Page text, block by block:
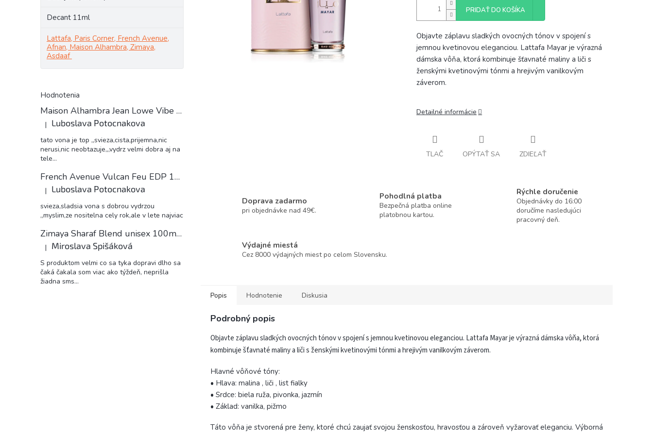
Decant 11ml
Lattafa, Paris Corner, French Avenue,
Afnan, Maison Alhambra, Zimaya,
Asdaaf
Hodnotenia
Maison Alhambra Jean Lowe Vibe unisex 11ml EDP decant
Hodnotenie produktu je 5 z 5 hviezdičiek.
| Luboslava Potocnakova
tato vona je top ,,svieza,cista,prijemna,nic
nerusi,nic neobtazuje,,,vydrz velmi dobra aj na
tele...
French Avenue Vulcan Feu EDP 11ml decant
Hodnotenie produktu je 5 z 5 hviezdičiek.
| Luboslava Potocnakova
svieza,sladsia vona s dobrou vydrzou
,,myslim,ze nositelna cely rok,ale v lete najviac
Zimaya Sharaf Blend unisex 100ml EDP
Hodnotenie produktu je 5 z 5 hviezdičiek.
| Miroslava Spišáková
S produktom velmi co sa tyka dopravi dlho sa
čaká čakala som viac ako týždeň, neprišla
žiadna sms...
PRIDAŤ DO KOŠÍKA
Objavte záplavu sladkých ovocných tónov v spojení s
jemnou kvetinovou eleganciou. Lattafa Mayar je výrazná
dámska vôňa, ktorá kombinuje šťavnaté maliny a liči s
ženskými kvetinovými tónmi a hrejivým vanilkovým
záverom.
Detailné informácie
TLAČ OPÝTAŤ SA ZDIEĽAŤ
Doprava zadarmo
pri objednávke nad 49€.
Pohodlná platba
Bezpečná platba online
platobnou kartou.
Rýchle doručenie
Objednávky do 16:00
doručíme nasledujúci
pracovný deň.
Výdajné miestá
Cez 8000 výdajných miest po celom Slovensku.
Popis Hodnotenie Diskusia
Podrobný popis
Objavte záplavu sladkých ovocných tónov v spojení s jemnou kvetinovou eleganciou. Lattafa Mayar je výrazná dámska vôňa, ktorá
kombinuje šťavnaté maliny a liči s ženskými kvetinovými tónmi a hrejivým vanilkovým záverom.
Hlavné vôňové tóny:
• Hlava: malina , liči , list fialky
• Srdce: biela ruža, pivonka, jazmín
• Základ: vanilka, pižmo
Táto vôňa je stvorená pre ženy, ktoré chcú zaujať svojou ženskosťou, hravosťou a zároveň vyžarovať eleganciu. Výborná